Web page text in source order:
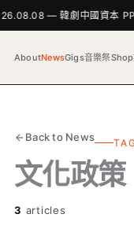
— 韓劇中國資本
AboutNewsGigs音樂祭Shop
Back to News
文化政策
3 articles